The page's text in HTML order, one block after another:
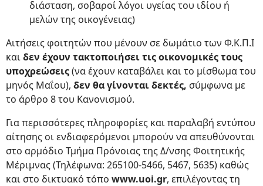
διάσταση, σοβαροί λόγοι υγείας του ιδίου ή
μελών της οικογένειας)
Αιτήσεις φοιτητών που μένουν σε δωμάτιο των Φ.Κ.Π.Ι
καιδεν έχουν τακτοποιήσει τις οικονομικές τους
υποχρεώσεις(να έχουν καταβάλει και το μίσθωμα του
μηνός Μαΐου), δεν θα γίνονται δεκτές, σύμφωνα με
το άρθρο 8 του Κανονισμού.
Για περισσότερες πληροφορίες και παραλαβή εντύπου
αίτησης οι ενδιαφερόμενοι μπορούν να απευθύνονται
στο αρμόδιο Τμήμα Πρόνοιας της Δ/νσης Φοιτητικής
Μέριμνας (Τηλέφωνα: 265100-5466, 5467, 5635) καθώς
και στο δικτυακό τόπο www.uoi.gr, επιλέγοντας τη